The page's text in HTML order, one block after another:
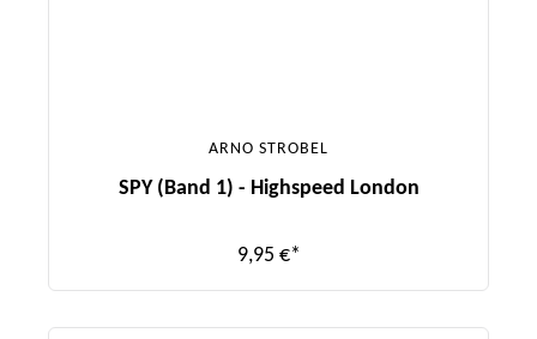
ARNO STROBEL
SPY (Band 1) - Highspeed London
9,95 €*